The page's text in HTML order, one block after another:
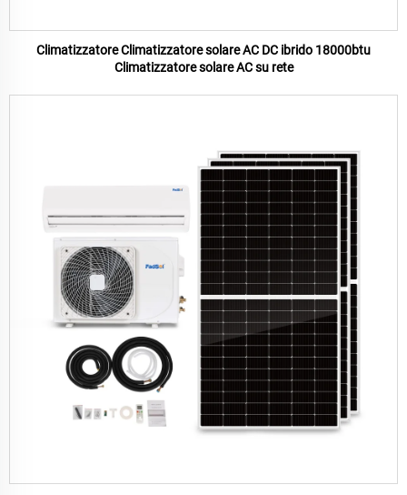
Climatizzatore Climatizzatore solare AC DC ibrido 18000btu
Climatizzatore solare AC su rete